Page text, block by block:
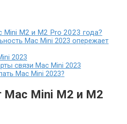
Mini M2 и M2 Pro 2023 года?
Mac Mini 2023 опережает
2023
связи Mac Mini 2023
Mac Mini 2023?
Mac Mini M2 и M2